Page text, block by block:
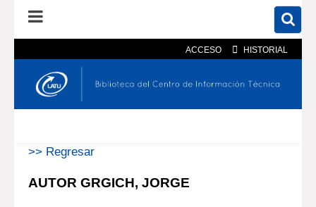
ACCESO HISTORIAL
En el catálogo En el sitio
>> Regresar
AUTOR GRGICH, JORGE